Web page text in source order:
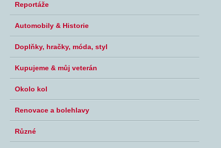
Reportáže
Automobily & Historie
Doplňky, hračky, móda, styl
Kupujeme & můj veterán
Okolo kol
Renovace a bolehlavy
Různé